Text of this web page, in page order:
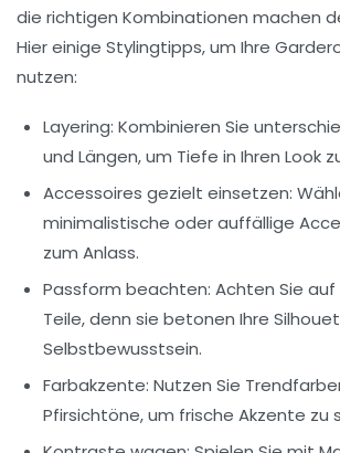
die richtigen Kombinationen machen
Hier einige Stylingtipps, um Ihre
nutzen:
Layering: Kombinieren Sie
und Längen, um Tiefe in Ihren Look
Accessoires gezielt einsetzen:
minimalistische oder auffällige
zum Anlass.
Passform beachten: Achten Sie
Teile, denn sie betonen Ihre
Selbstbewusstsein.
Farbakzente: Nutzen Sie
Pfirsichtöne, um frische Akzente zu